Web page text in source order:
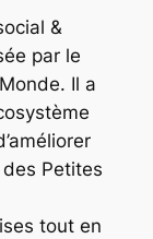
&
par le
Il a
Petites
tout en